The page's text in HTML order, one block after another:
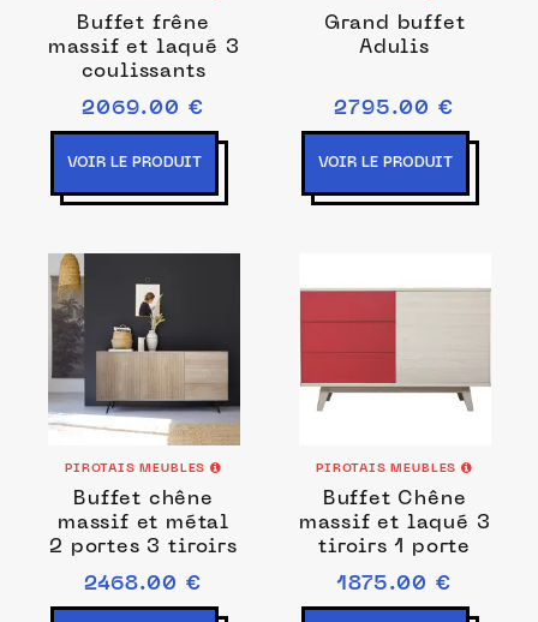
Buffet frêne
massif et laqué 3
coulissants
2069.00 €
VOIR LE PRODUIT
Grand buffet
Adulis
2795.00 €
VOIR LE PRODUIT
PIROTAIS MEUBLES
Buffet chêne
massif et métal
2 portes 3 tiroirs
2468.00 €
PIROTAIS MEUBLES
Buffet Chêne
massif et laqué 3
tiroirs 1 porte
1875.00 €